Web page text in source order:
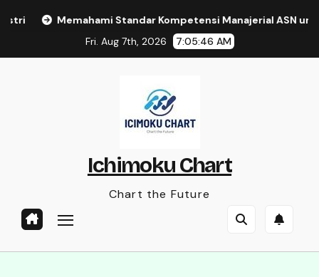
Memahami Standar Kompetensi Manajerial ASN untuk
Fri. Aug 7th, 2026
7:05:46 AM
Ichimoku Chart
Chart the Future